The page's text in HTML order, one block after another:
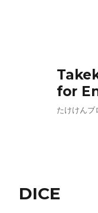
for
たけけんブ
DICE